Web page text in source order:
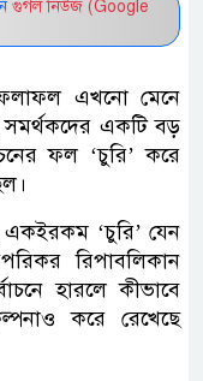
গুগল নিউজ (Google
ফলাফল এখনো মেনে
সমর্থকদের একটি বড়
ফল ‘চুরি’ করে
একইরকম ‘চুরি’ যেন
রিপাবলিকান
হারলে কীভাবে
করে রেখেছে